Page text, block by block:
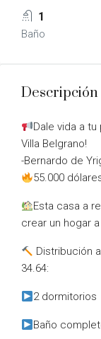
1
Baño
Descripción
Dale vida a
Villa Belgrano!
-Bernardo de
55.000
Esta casa a
crear un hogar
Distribución
34.64:
2 dormitorios
Baño